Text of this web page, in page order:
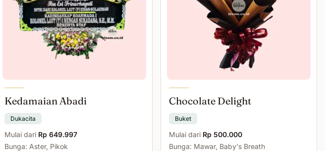
Kedamaian Abadi
Dukacita
Mulai dari Rp 649.997
Bunga: Aster, Pikok
Chocolate Delight
Buket
Mulai dari Rp 500.000
Bunga: Mawar, Baby's Breath